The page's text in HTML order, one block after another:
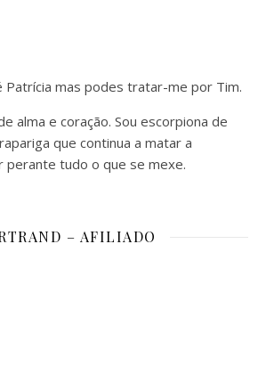
Patrícia mas podes tratar-me por Tim.
alma e coração. Sou escorpiona de
que continua a matar a
perante tudo o que se mexe.
– AFILIADO